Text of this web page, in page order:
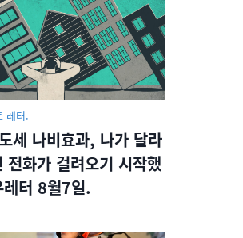
레터.
세 나비효과, 나가 달라
전화가 걸려오기 시작했
터 8월7일.